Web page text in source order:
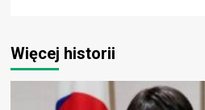
Więcej historii